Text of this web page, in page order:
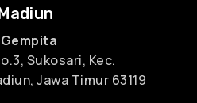
Sukosari, Kec.
Jawa Timur 63119